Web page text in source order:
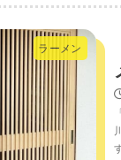
ラーメン